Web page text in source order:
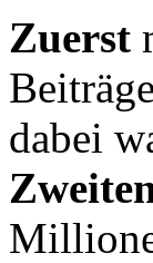
Zuerst
dabei